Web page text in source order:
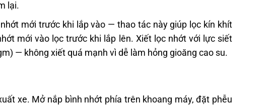
lại.
mới trước khi lắp vào — thao tác này giúp lọc kín khít
mới vào lọc trước khi lắp lên. Xiết lọc nhớt với lực siết
— không xiết quá mạnh vì dễ làm hỏng gioăng cao su.
xe. Mở nắp bình nhớt phía trên khoang máy, đặt phễu